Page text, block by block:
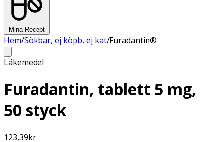
Mina Recept
Hem/Sökbar, ej köpb, ej kat/Furadantin®
Läkemedel
Furadantin, tablett 5 mg,
50 styck
123,39kr